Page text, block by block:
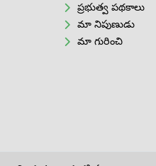
ప్రభుత్వ పథకాలు
మా నిపుణుడు
మా గురించి